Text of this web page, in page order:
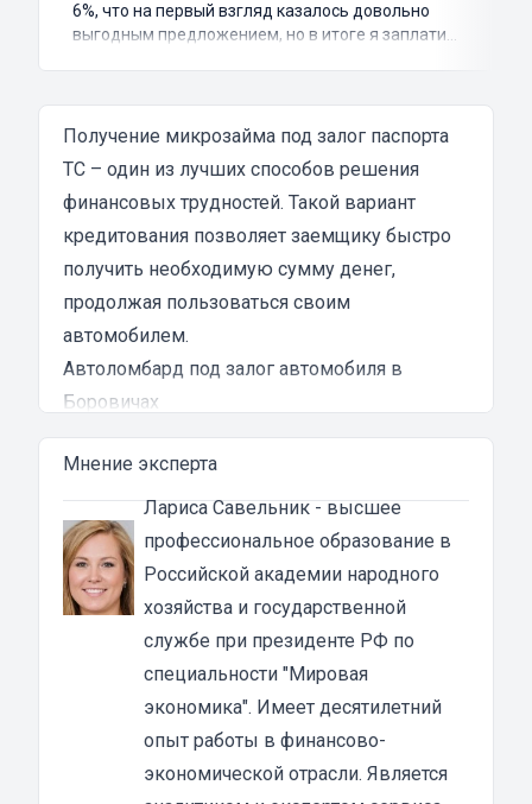
6%, что на первый взгляд казалось довольно
выгодным предложением, но в итоге я заплатил
затянутым и занял много времени и усилий.
Никакого профессионализма и
Разочарование и раздражение - это все, что я
испытал в результате этого кредита...
Получение микрозайма под залог паспорта
ТС – один из лучших способов решения
финансовых трудностей. Такой вариант
кредитования позволяет заемщику быстро
получить необходимую сумму денег,
продолжая пользоваться своим
автомобилем.
Автоломбард под залог автомобиля в
Боровичах
Автоломбард представляет собой кредитное
учреждение, которое выдает денежные
ссуды под залог паспорта ТС или самого
автомобиля. В роли актива в таком
ломбарде выступает автомобильное
средство. Сумма автозайма зависит от
марки, модели и возраста автотранспорта. В
каждом случае она устанавливается
индивидуально после осмотра машины
оценщиком и зависит от вида кредита:
под залог ПТС {{ toponym_name }}– от 70 до
Мнение эксперта
Лариса Савельник- высшее
профессиональное образование в
Российской академии народного
хозяйства и государственной
службе при президенте РФ по
специальности "Мировая
экономика". Имеет десятилетний
опыт работы в финансово-
экономической отрасли. Является